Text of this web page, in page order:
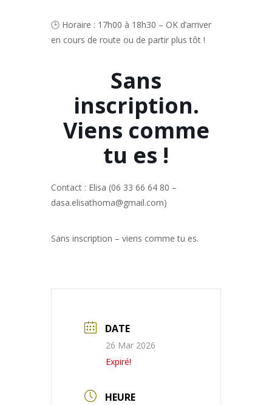
🕒 Horaire : 17h00 à 18h30 – OK d’arriver
en cours de route ou de partir plus tôt !
Sans
inscription.
Viens comme
tu es !
Contact : Elisa (06 33 66 64 80 –
dasa.elisathoma@gmail.com)
Sans inscription – viens comme tu es.
DATE
26 Mar 2026
Expiré!
HEURE